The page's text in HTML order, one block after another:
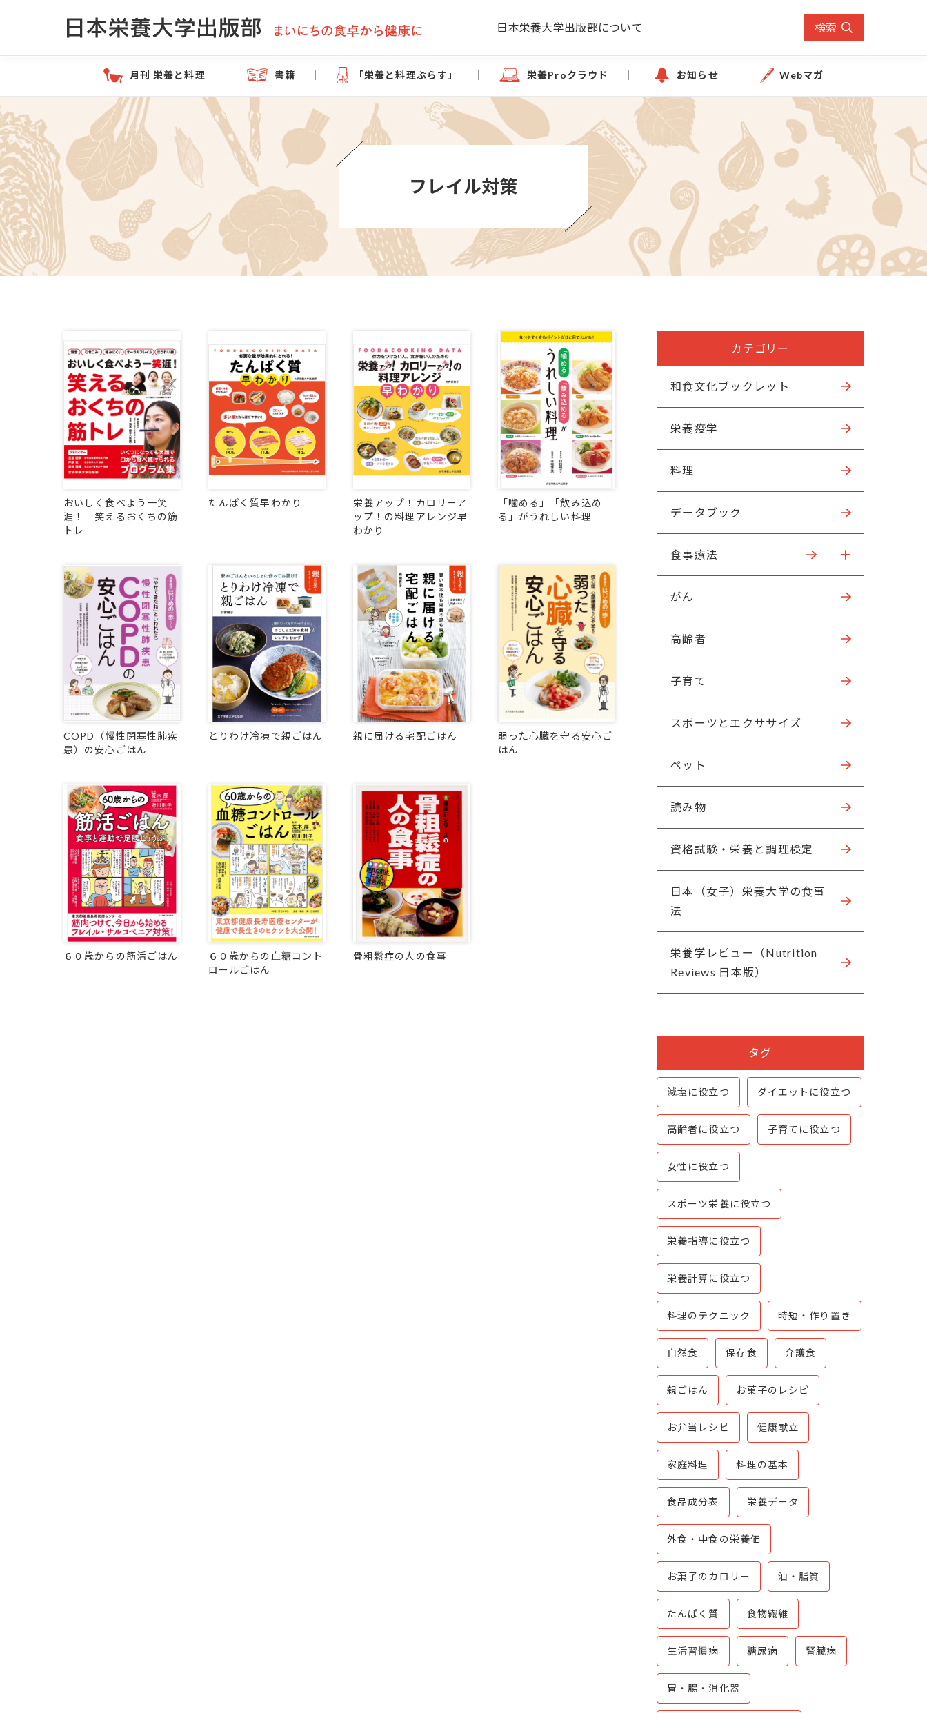
日本栄養大学出版部について 検索
月刊 栄養と料理 書籍 「栄養と料理ぷらす」 栄養Proクラウド お知らせ Webマガ
フレイル対策
おいしく食べよう一笑
涯！ 笑えるおくちの筋
トレ
たんぱく質早わかり
栄養アップ！カロリーア
ップ！の料理アレンジ早
わかり
「噛める」「飲み込め
る」がうれしい料理
COPD（慢性閉塞性肺疾
患）の安心ごはん
とりわけ冷凍で親ごはん 親に届ける宅配ごはん
弱った心臓を守る安心ご
はん
６０歳からの筋活ごはん
６０歳からの血糖コント
ロールごはん
骨粗鬆症の人の食事
カテゴリー
和食文化ブックレット
栄養疫学
料理
データブック
食事療法
がん
高齢者
子育て
スポーツとエクササイズ
ペット
読み物
資格試験・栄養と調理検定
日本（女子）栄養大学の食事
法
栄養学レビュー（Nutrition
Reviews 日本版）
タグ
減塩に役立つ ダイエットに役立つ
高齢者に役立つ 子育てに役立つ
女性に役立つ
スポーツ栄養に役立つ
栄養指導に役立つ
栄養計算に役立つ
料理のテクニック 時短・作り置き
自然食 保存食 介護食
親ごはん お菓子のレシピ
お弁当レシピ 健康献立
家庭料理 料理の基本
食品成分表 栄養データ
外食・中食の栄養価
お菓子のカロリー 油・脂質
たんぱく質 食物繊維
生活習慣病 糖尿病 腎臓病
胃・腸・消化器